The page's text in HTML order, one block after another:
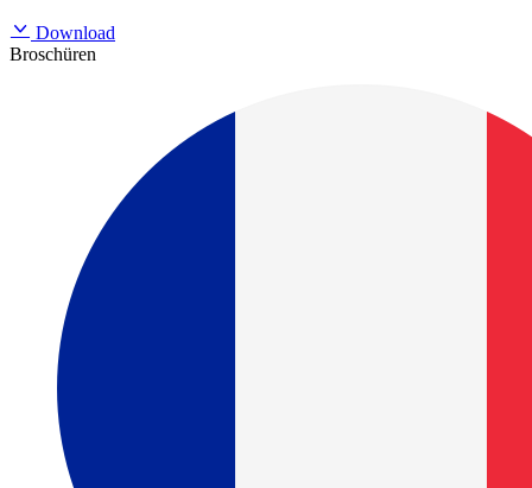
Download
Broschüren